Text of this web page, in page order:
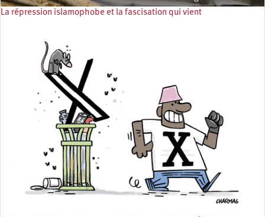
La répression islamophobe et la fascisation qui vient